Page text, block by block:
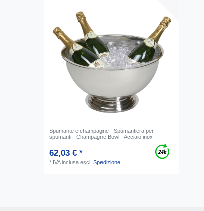
Spumante e champagne - Spumantiera per
spumanti - Champagne Bowl - Acciaio inox
62,03 € *
* IVA inclusa escl.Spedizione